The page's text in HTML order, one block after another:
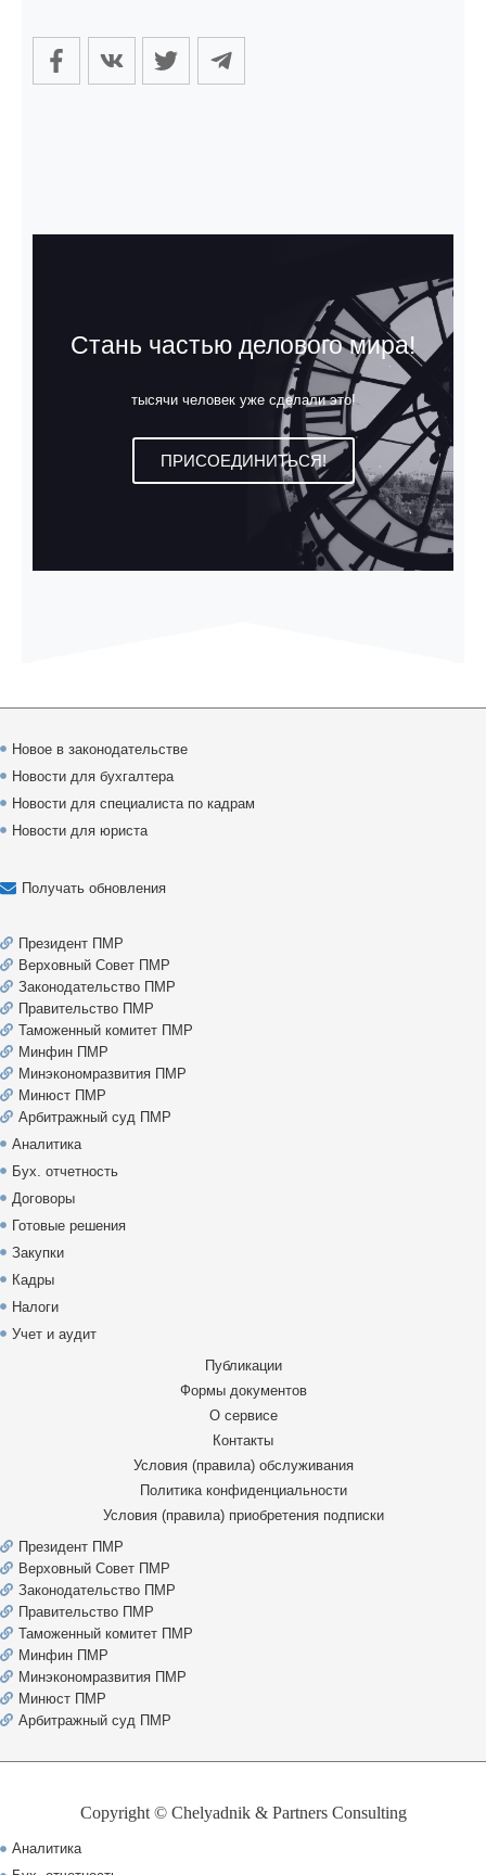
Стань частью делового мира!
тысячи человек уже сделали это!
ПРИСОЕДИНИТЬСЯ!
Новое в законодательстве
Новости для бухгалтера
Новости для специалиста по кадрам
Новости для юриста
Получать обновления
Президент ПМР
Верховный Совет ПМР
Законодательство ПМР
Правительство ПМР
Таможенный комитет ПМР
Минфин ПМР
Минэкономразвития ПМР
Минюст ПМР
Арбитражный суд ПМР
Аналитика
Бух. отчетность
Договоры
Готовые решения
Закупки
Кадры
Налоги
Учет и аудит
Публикации
Формы документов
О сервисе
Контакты
Условия (правила) обслуживания
Политика конфиденциальности
Условия (правила) приобретения подписки
Президент ПМР
Верховный Совет ПМР
Законодательство ПМР
Правительство ПМР
Таможенный комитет ПМР
Минфин ПМР
Минэкономразвития ПМР
Минюст ПМР
Арбитражный суд ПМР
Copyright © Chelyadnik & Partners Consulting
Аналитика